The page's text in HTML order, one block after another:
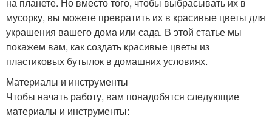
на планете. Но вместо того, чтобы выбрасывать их в
мусорку, вы можете превратить их в красивые цветы для
украшения вашего дома или сада. В этой статье мы
покажем вам, как создать красивые цветы из
пластиковых бутылок в домашних условиях.
Материалы и инструменты
Чтобы начать работу, вам понадобятся следующие
материалы и инструменты: